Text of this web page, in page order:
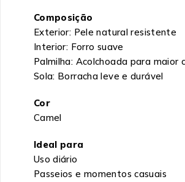
Composição
Exterior: Pele natural resistente
Interior: Forro suave
Palmilha: Acolchoada para maior
Sola: Borracha leve e durável
Cor
Camel
Ideal para
Uso diário
Passeios e momentos casuais